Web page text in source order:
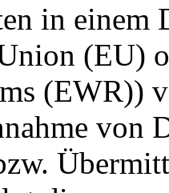
in einem
(EU)
(EWR))
von